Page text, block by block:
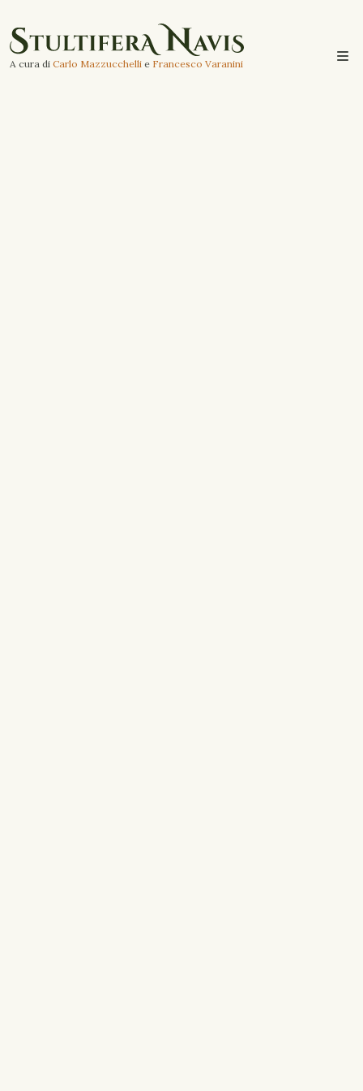
A cura di Carlo Mazzucchelli e Francesco Varanini